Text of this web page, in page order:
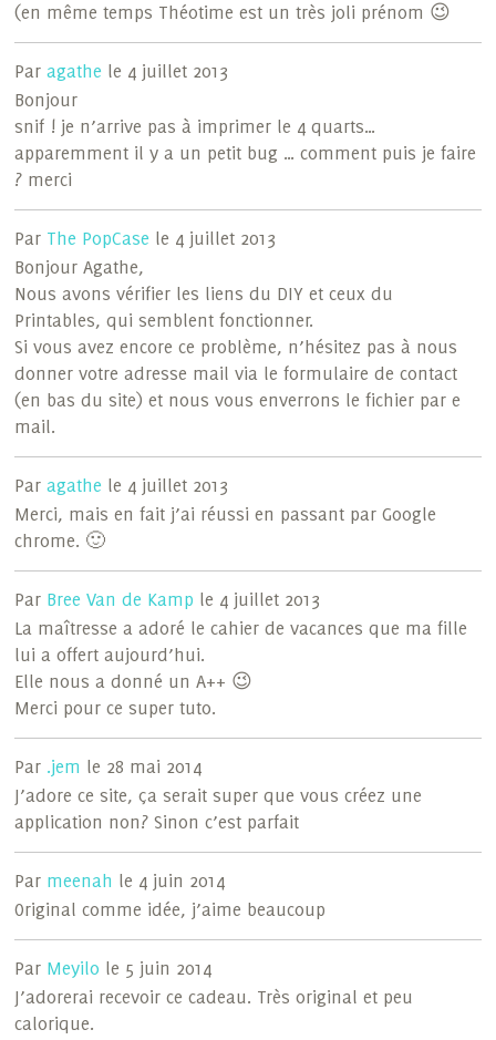
(en même temps Théotime est un très joli prénom 😉
Paragathe le 4 juillet 2013
Bonjour
snif ! je n’arrive pas à imprimer le 4 quarts…
apparemment il y a un petit bug … comment puis je faire
? merci
Par The PopCase le 4 juillet 2013
Bonjour Agathe,
Nous avons vérifier les liens du DIY et ceux du
Printables, qui semblent fonctionner.
Si vous avez encore ce problème, n’hésitez pas à nous
donner votre adresse mail via le formulaire de contact
(en bas du site) et nous vous enverrons le fichier par e
mail.
Paragathe le 4 juillet 2013
Merci, mais en fait j’ai réussi en passant par Google
chrome. 🙂
Par Bree Van de Kamp le 4 juillet 2013
La maîtresse a adoré le cahier de vacances que ma fille
lui a offert aujourd’hui.
Elle nous a donné un A++ 😉
Merci pour ce super tuto.
Par .jem le 28 mai 2014
J’adore ce site, ça serait super que vous créez une
application non? Sinon c’est parfait
Par meenah le 4 juin 2014
Original comme idée, j’aime beaucoup
Par Meyilo le 5 juin 2014
J’adorerai recevoir ce cadeau. Très original et peu
calorique.